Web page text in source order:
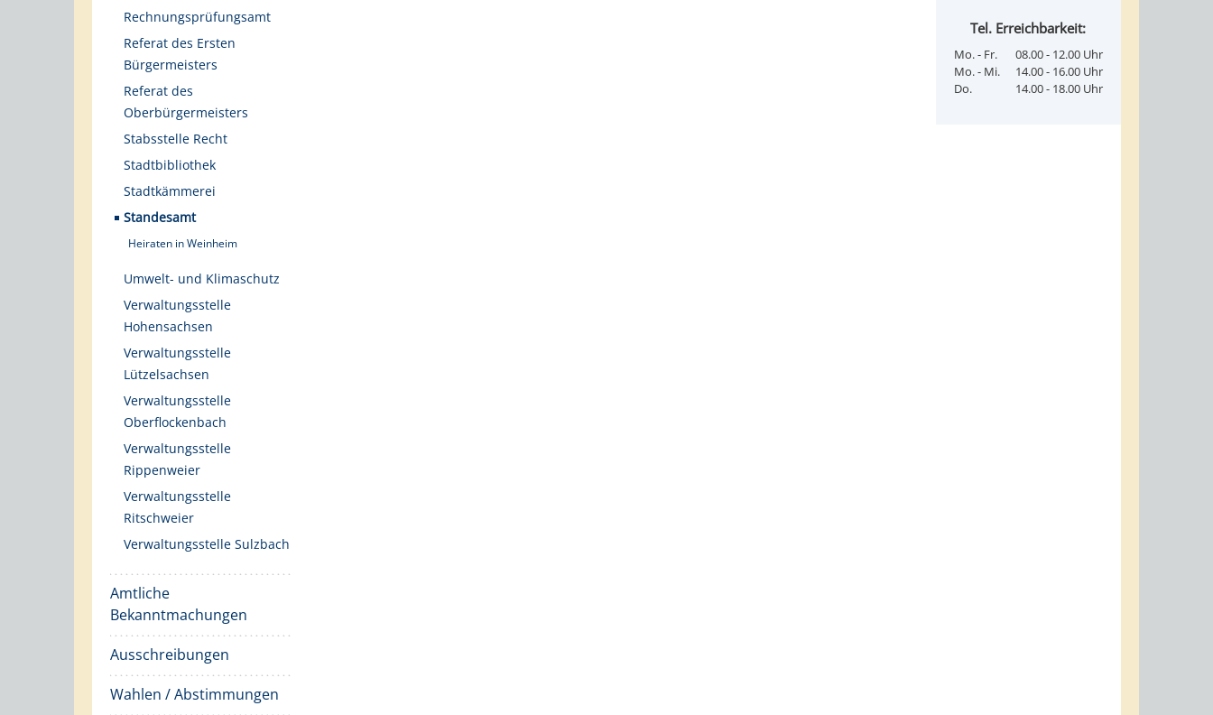
Rechnungsprüfungsamt
Referat des Ersten
Bürgermeisters
Referat des
Oberbürgermeisters
Stabsstelle Recht
Stadtbibliothek
Stadtkämmerei
Standesamt
Heiraten in Weinheim
Umwelt- und Klimaschutz
Verwaltungsstelle
Hohensachsen
Verwaltungsstelle
Lützelsachsen
Verwaltungsstelle
Oberflockenbach
Verwaltungsstelle
Rippenweier
Verwaltungsstelle
Ritschweier
Verwaltungsstelle Sulzbach
Amtliche
Bekanntmachungen
Ausschreibungen
Wahlen / Abstimmungen
Tel. Erreichbarkeit:
Mo. - Fr.
08.00 - 12.00 Uhr
Mo. - Mi.
14.00 - 16.00 Uhr
Do.
14.00 - 18.00 Uhr